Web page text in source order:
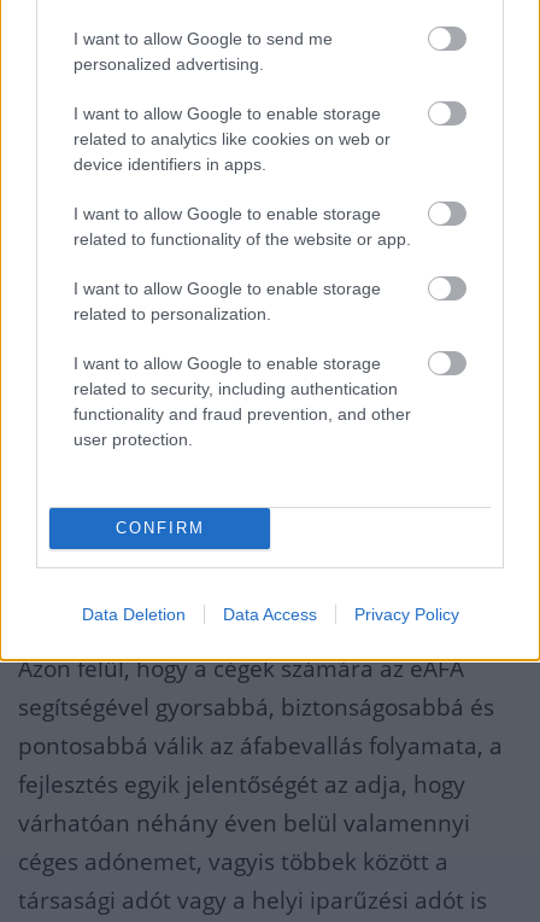
I want to allow Google to send me
personalized advertising.
I want to allow Google to enable storage
related to analytics like cookies on web or
device identifiers in apps.
I want to allow Google to enable storage
related to functionality of the website or app.
I want to allow Google to enable storage
related to personalization.
I want to allow Google to enable storage
related to security, including authentication
functionality and fraud prevention, and other
user protection.
CONFIRM
Data Deletion Data Access Privacy Policy
jei indulása.
Ezzel egy többéves fejlesztési projekt zárult le
sikerrel, hiszen az áfabevallás átalakítására és
az eÁFA-rendszer bevezetésére az eredeti
tervek szerint 2022 elején került volna sor.
Az időközben tapasztalható megtorpanások és
a késlekedés egyrészt valószínűleg
informatikai problémákra vezethető vissza,
másrészt arra, hogy az adóhatóság alapjaiban
gondolta újra a koncepciót, amelyet új
Ez a jövő adóbevallási
formája
Azon felül, hogy a cégek számára az eÁFA
segítségével gyorsabbá, biztonságosabbá és
pontosabbá válik az áfabevallás folyamata, a
fejlesztés egyik jelentőségét az adja, hogy
várhatóan néhány éven belül valamennyi
céges adónemet, vagyis többek között a
társasági adót vagy a helyi iparűzési adót is